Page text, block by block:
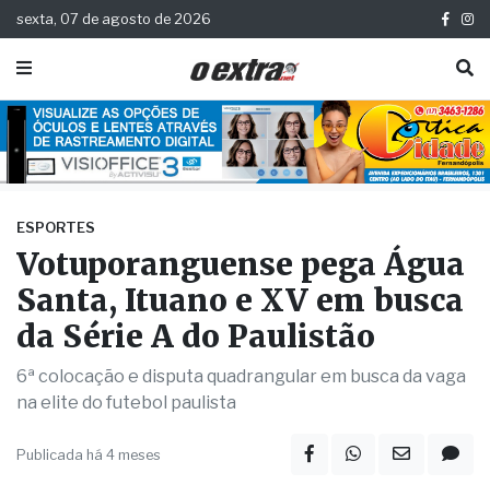
sexta, 07 de agosto de 2026
ESPORTES
Votuporanguense pega Água
Santa, Ituano e XV em busca
da Série A do Paulistão
6ª colocação e disputa quadrangular em busca da vaga